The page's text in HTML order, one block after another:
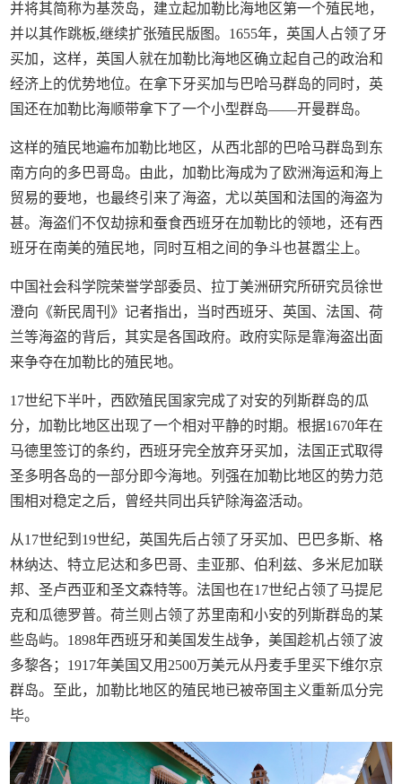
并将其简称为基茨岛，建立起加勒比海地区第一个殖民地，
并以其作跳板,继续扩张殖民版图。1655年，英国人占领了牙
买加，这样，英国人就在加勒比海地区确立起自己的政治和
经济上的优势地位。在拿下牙买加与巴哈马群岛的同时，英
国还在加勒比海顺带拿下了一个小型群岛——开曼群岛。
这样的殖民地遍布加勒比地区，从西北部的巴哈马群岛到东
南方向的多巴哥岛。由此，加勒比海成为了欧洲海运和海上
贸易的要地，也最终引来了海盗，尤以英国和法国的海盗为
甚。海盗们不仅劫掠和蚕食西班牙在加勒比的领地，还有西
班牙在南美的殖民地，同时互相之间的争斗也甚嚣尘上。
中国社会科学院荣誉学部委员、拉丁美洲研究所研究员徐世
澄向《新民周刊》记者指出，当时西班牙、英国、法国、荷
兰等海盗的背后，其实是各国政府。政府实际是靠海盗出面
来争夺在加勒比的殖民地。
17世纪下半叶，西欧殖民国家完成了对安的列斯群岛的瓜
分，加勒比地区出现了一个相对平静的时期。根据1670年在
马德里签订的条约，西班牙完全放弃牙买加，法国正式取得
圣多明各岛的一部分即今海地。列强在加勒比地区的势力范
围相对稳定之后，曾经共同出兵铲除海盗活动。
从17世纪到19世纪，英国先后占领了牙买加、巴巴多斯、格
林纳达、特立尼达和多巴哥、圭亚那、伯利兹、多米尼加联
邦、圣卢西亚和圣文森特等。法国也在17世纪占领了马提尼
克和瓜德罗普。荷兰则占领了苏里南和小安的列斯群岛的某
些岛屿。1898年西班牙和美国发生战争，美国趁机占领了波
多黎各；1917年美国又用2500万美元从丹麦手里买下维尔京
群岛。至此，加勒比地区的殖民地已被帝国主义重新瓜分完
毕。